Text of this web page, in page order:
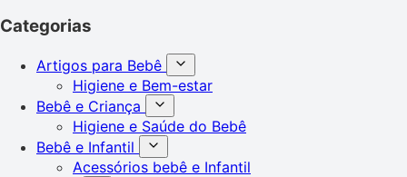
Categorias
Artigos para Bebê
Higiene e Bem-estar
Bebê e Criança
Higiene e Saúde do Bebê
Bebê e Infantil
Acessórios bebê e Infantil